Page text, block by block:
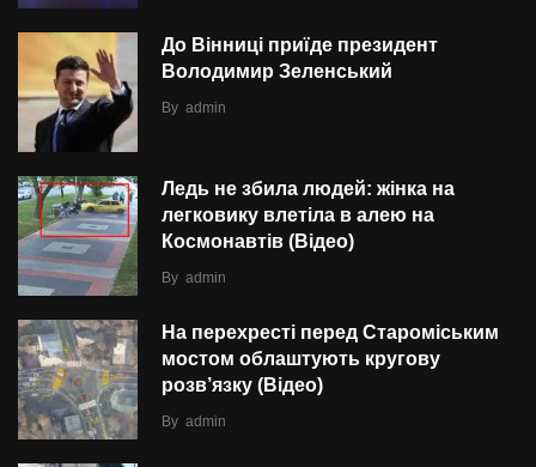
До Вінниці приїде президент
Володимир Зеленський
By admin
Ледь не збила людей: жінка на
легковику влетіла в алею на
Космонавтів (Відео)
By admin
На перехресті перед Староміським
мостом облаштують кругову
розв’язку (Відео)
By admin